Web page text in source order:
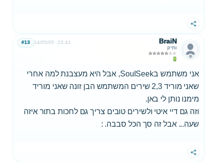
שתף
BraiN
ותיק
14/05/05 23:42
#13
אני משתמש בSoulSeek, אבל היא מעצבנת למה אחרי
שאני מוריד 2,3 שירים המשתמש הבן זונה שאני מוריד
מימנו נותן לי באן.
וזה גם דיי איטי ולשירים טובים צריך גם לחכות בתור איזה
שעה... אבל זה סך הכל סבבה. :
שתף